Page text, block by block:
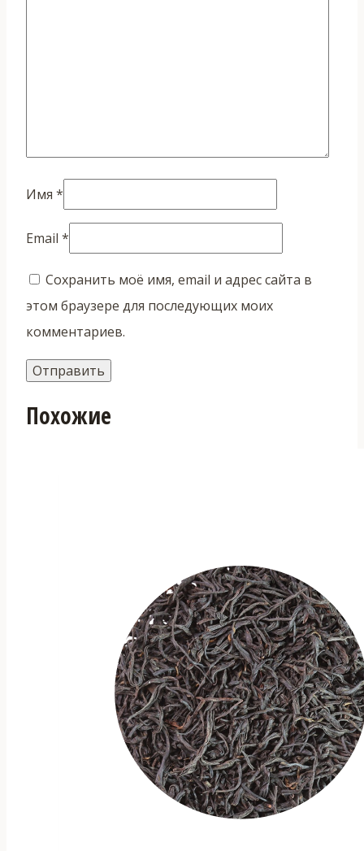
Имя *
Email *
Сохранить моё имя, email и адрес сайта в
этом браузере для последующих моих
комментариев.
Похожие